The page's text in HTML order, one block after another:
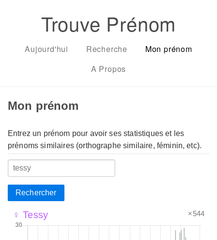
Trouve Prénom
Aujourd'hui Recherche
Mon prénom
A Propos
Mon prénom
Entrez un prénom pour avoir ses statistiques et les
prénoms similaires (orthographe similaire, féminin, etc).
Rechercher
♀ Tessy ×544